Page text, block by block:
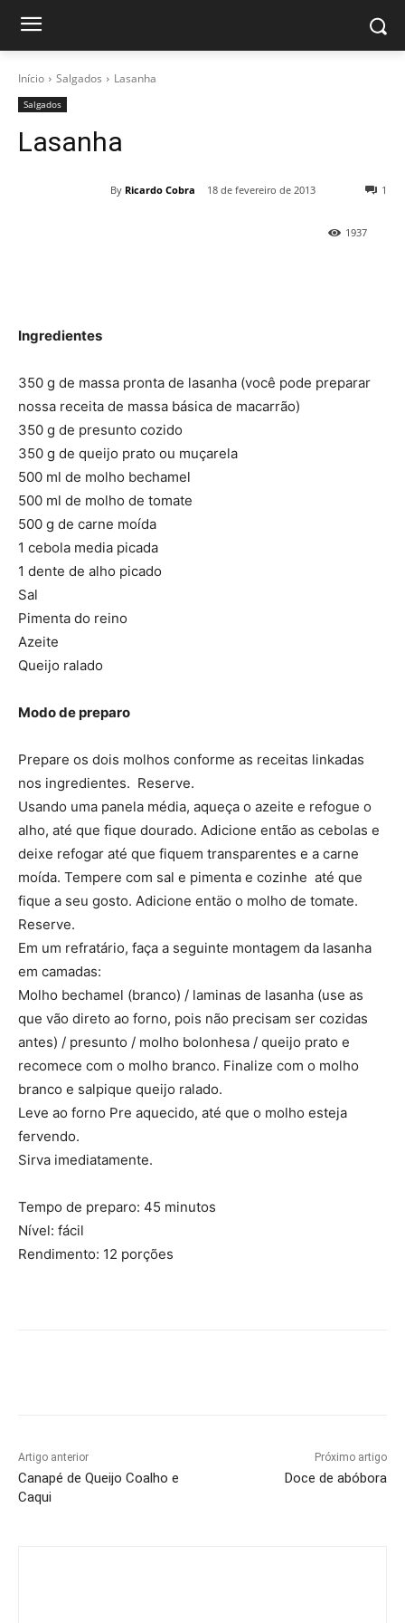
Início Salgados Lasanha
Salgados
Lasanha
By Ricardo Cobra 18 de fevereiro de 2013 1
1937
Ingredientes
350 g de massa pronta de lasanha (você pode preparar
nossa receita de massa básica de macarrão)
350 g de presunto cozido
350 g de queijo prato ou muçarela
500 ml de molho bechamel
500 ml de molho de tomate
500 g de carne moída
1 cebola media picada
1 dente de alho picado
Sal
Pimenta do reino
Azeite
Queijo ralado
Modo de preparo
Prepare os dois molhos conforme as receitas linkadas
nos ingredientes. Reserve.
Usando uma panela média, aqueça o azeite e refogue o
alho, até que fique dourado. Adicione então as cebolas e
deixe refogar até que fiquem transparentes e a carne
moída. Tempere com sal e pimenta e cozinhe até que
fique a seu gosto. Adicione entäo o molho de tomate.
Reserve.
Em um refratário, faça a seguinte montagem da lasanha
em camadas:
Molho bechamel (branco) / laminas de lasanha (use as
que vão direto ao forno, pois não precisam ser cozidas
antes) / presunto / molho bolonhesa / queijo prato e
recomece com o molho branco. Finalize com o molho
branco e salpique queijo ralado.
Leve ao forno Pre aquecido, até que o molho esteja
fervendo.
Sirva imediatamente.
Tempo de preparo: 45 minutos
Nível: fácil
Rendimento: 12 porções
Artigo anterior
Canapé de Queijo Coalho e
Caqui
Próximo artigo
Doce de abóbora